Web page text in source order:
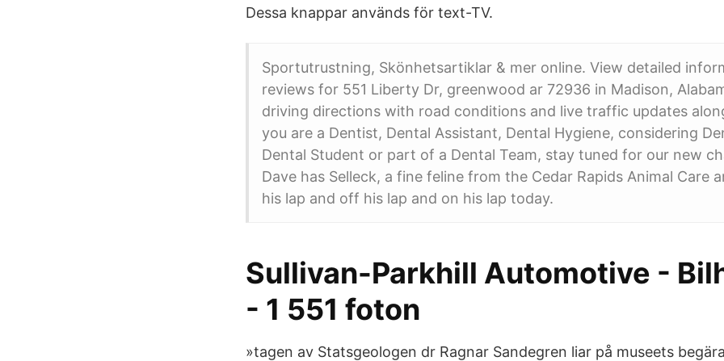
Dessa knappar används för text-TV.
Sportutrustning, Skönhetsartiklar & mer online. View detailed
reviews for 551 Liberty Dr, greenwood ar 72936 in Madison,
driving directions with road conditions and live traffic updates
you are a Dentist, Dental Assistant, Dental Hygiene, considering
Dental Student or part of a Dental Team, stay tuned for our new
Dave has Selleck, a fine feline from the Cedar Rapids Animal Care
his lap and off his lap and on his lap today.
Sullivan-Parkhill Automotive -
- 1 551 foton
»tagen av Statsgeologen dr Ragnar Sandegren liar på museets